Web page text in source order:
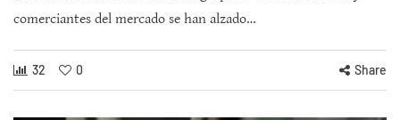
comerciantes del mercado se han alzado…
32 0 Share